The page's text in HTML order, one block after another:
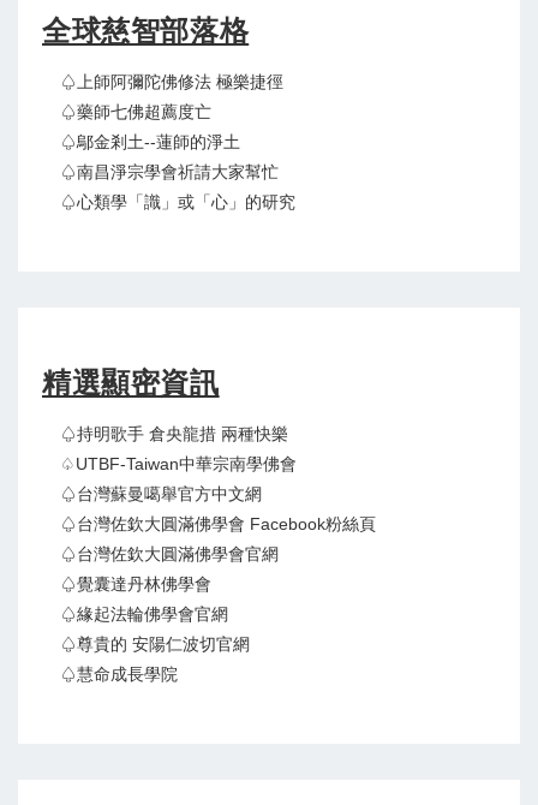
全球慈智部落格
♤上師阿彌陀佛修法 極樂捷徑
♤藥師七佛超薦度亡
♤鄔金剎土--蓮師的淨土
♤南昌淨宗學會祈請大家幫忙
♤心類學「識」或「心」的研究
精選顯密資訊
♤持明歌手 倉央龍措 兩種快樂
♤UTBF-Taiwan中華宗南學佛會
♤台灣蘇曼噶舉官方中文網
♤台灣佐欽大圓滿佛學會 Facebook粉絲頁
♤台灣佐欽大圓滿佛學會官網
♤覺囊達丹林佛學會
♤緣起法輪佛學會官網
♤尊貴的 安陽仁波切官網
♤慧命成長學院